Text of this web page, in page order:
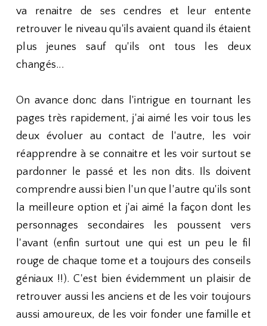
va renaitre de ses cendres et leur entente
retrouver le niveau qu'ils avaient quand ils étaient
plus jeunes sauf qu'ils ont tous les deux
changés...
On avance donc dans l'intrigue en tournant les
pages très rapidement, j'ai aimé les voir tous les
deux évoluer au contact de l'autre, les voir
réapprendre à se connaitre et les voir surtout se
pardonner le passé et les non dits. Ils doivent
comprendre aussi bien l'un que l'autre qu'ils sont
la meilleure option et j'ai aimé la façon dont les
personnages secondaires les poussent vers
l'avant (enfin surtout une qui est un peu le fil
rouge de chaque tome et a toujours des conseils
géniaux !!). C'est bien évidemment un plaisir de
retrouver aussi les anciens et de les voir toujours
aussi amoureux, de les voir fonder une famille et